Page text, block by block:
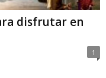
disfrutar en
1